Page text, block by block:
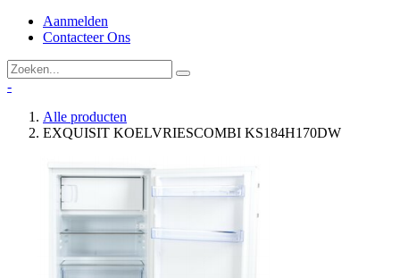
Aanmelden
Contacteer Ons
-
Alle producten
EXQUISIT KOELVRIESCOMBI KS184H170DW